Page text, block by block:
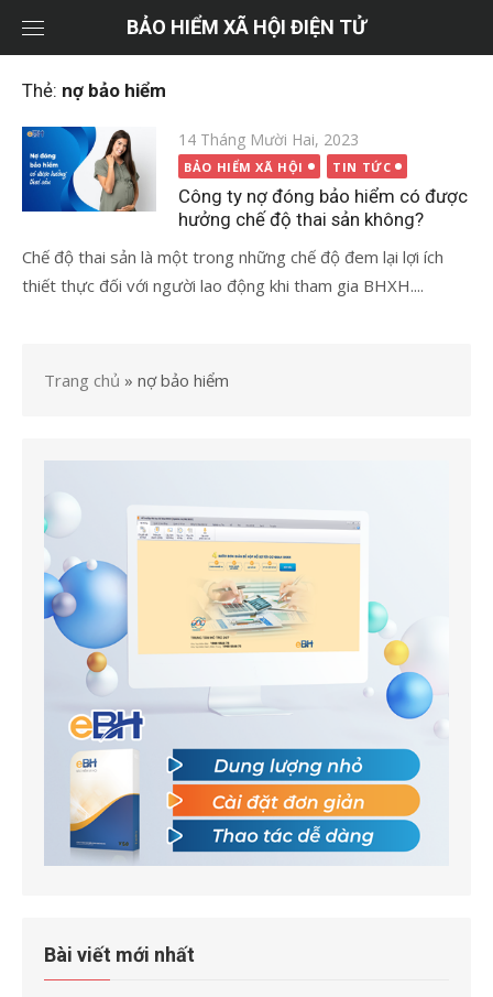
dung
BẢO HIỂM XÃ HỘI ĐIỆN TỬ
Thẻ: nợ bảo hiểm
Đăng
vào
14 Tháng Mười Hai, 2023
BẢO HIỂM XÃ HỘI TIN TỨC
Công ty nợ đóng bảo hiểm có được
hưởng chế độ thai sản không?
Chế độ thai sản là một trong những chế độ đem lại lợi ích
thiết thực đối với người lao động khi tham gia BHXH....
Trang chủ » nợ bảo hiểm
Bài viết mới nhất